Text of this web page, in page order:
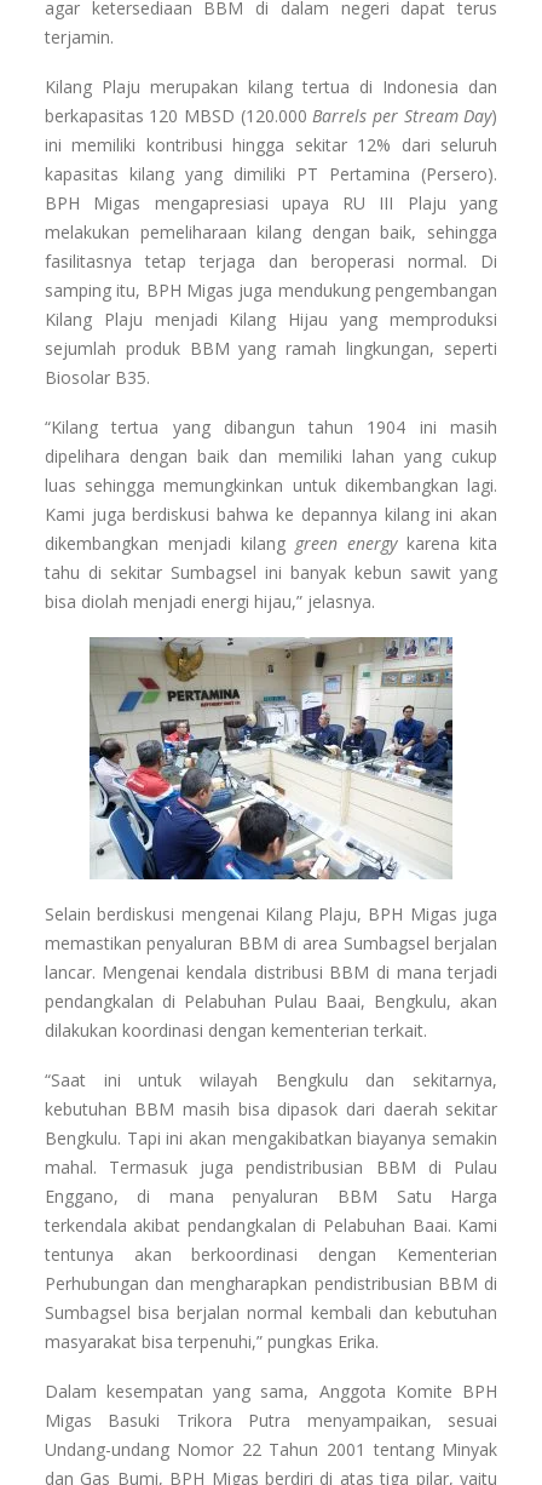
agar ketersediaan BBM di dalam negeri dapat terus
terjamin.
Kilang Plaju merupakan kilang tertua di Indonesia dan
berkapasitas 120 MBSD (120.000Barrels per Stream Day)
ini memiliki kontribusi hingga sekitar 12% dari seluruh
kapasitas kilang yang dimiliki PT Pertamina (Persero).
BPH Migas mengapresiasi upaya RU III Plaju yang
melakukan pemeliharaan kilang dengan baik, sehingga
fasilitasnya tetap terjaga dan beroperasi normal. Di
samping itu, BPH Migas juga mendukung pengembangan
Kilang Plaju menjadi Kilang Hijau yang memproduksi
sejumlah produk BBM yang ramah lingkungan, seperti
Biosolar B35.
“Kilang tertua yang dibangun tahun 1904 ini masih
dipelihara dengan baik dan memiliki lahan yang cukup
luas sehingga memungkinkan untuk dikembangkan lagi.
Kami juga berdiskusi bahwa ke depannya kilang ini akan
dikembangkan menjadi kilang green energykarena kita
tahu di sekitar Sumbagsel ini banyak kebun sawit yang
bisa diolah menjadi energi hijau,” jelasnya.
Selain berdiskusi mengenai Kilang Plaju, BPH Migas juga
memastikan penyaluran BBM di area Sumbagsel berjalan
lancar. Mengenai kendala distribusi BBM di mana terjadi
pendangkalan di Pelabuhan Pulau Baai, Bengkulu, akan
dilakukan koordinasi dengan kementerian terkait.
“Saat ini untuk wilayah Bengkulu dan sekitarnya,
kebutuhan BBM masih bisa dipasok dari daerah sekitar
Bengkulu. Tapi ini akan mengakibatkan biayanya semakin
mahal. Termasuk juga pendistribusian BBM di Pulau
Enggano, di mana penyaluran BBM Satu Harga
terkendala akibat pendangkalan di Pelabuhan Baai. Kami
tentunya akan berkoordinasi dengan Kementerian
Perhubungan dan mengharapkan pendistribusian BBM di
Sumbagsel bisa berjalan normal kembali dan kebutuhan
masyarakat bisa terpenuhi,” pungkas Erika.
Dalam kesempatan yang sama, Anggota Komite BPH
Migas Basuki Trikora Putra menyampaikan, sesuai
Undang-undang Nomor 22 Tahun 2001 tentang Minyak
dan Gas Bumi, BPH Migas berdiri di atas tiga pilar, yaitu